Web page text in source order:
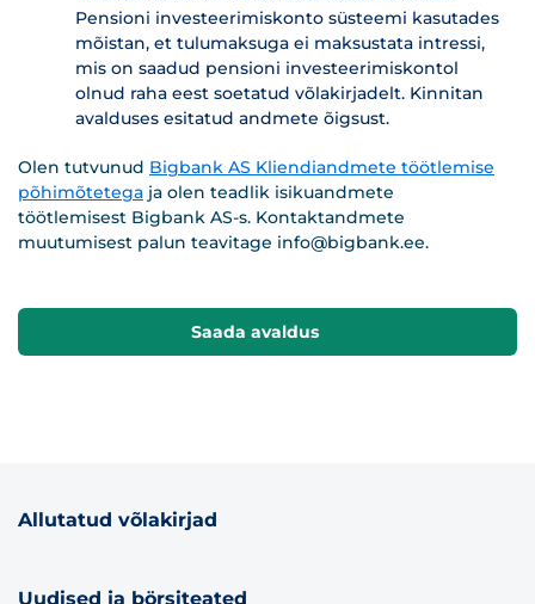
Pensioni investeerimiskonto süsteemi kasutades
mõistan, et tulumaksuga ei maksustata intressi,
mis on saadud pensioni investeerimiskontol
olnud raha eest soetatud võlakirjadelt. Kinnitan
avalduses esitatud andmete õigsust.
Olen tutvunud Bigbank AS Kliendiandmete töötlemise
põhimõtetega ja olen teadlik isikuandmete
töötlemisest Bigbank AS-s. Kontaktandmete
muutumisest palun teavitage info@bigbank.ee.
Saada avaldus
Allutatud võlakirjad
Uudised ja börsiteated